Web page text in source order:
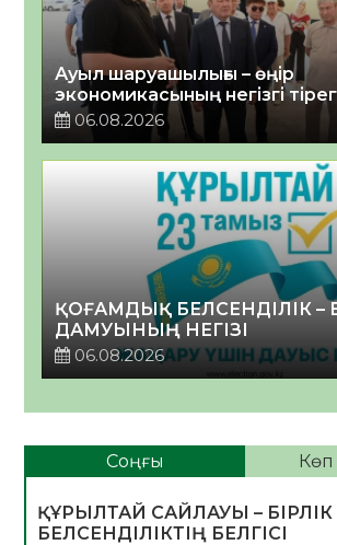
Ауыл шаруашылығы – өңір
экономикасының негізгі
06.08.2026
ҚОҒАМДЫҚ БЕЛСЕНДІЛІК –
ДАМУЫНЫҢ НЕГІЗІ
06.08.2026
Соңғы Көп
ҚҰРЫЛТАЙ САЙЛАУЫ –
БЕЛСЕНДІЛІКТІҢ БЕЛГІСІ